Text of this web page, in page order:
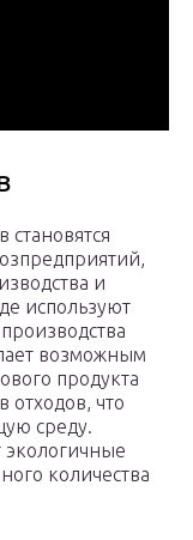
и
используют
возможным
продукта
отходов, что
среду.
количества